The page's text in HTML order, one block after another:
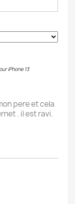
iPhone 13
pere et cela
. il est ravi.